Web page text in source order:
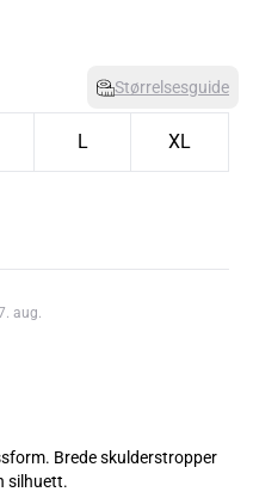
Størrelsesguide
L XL
aug.
Brede skulderstropper
silhuett.